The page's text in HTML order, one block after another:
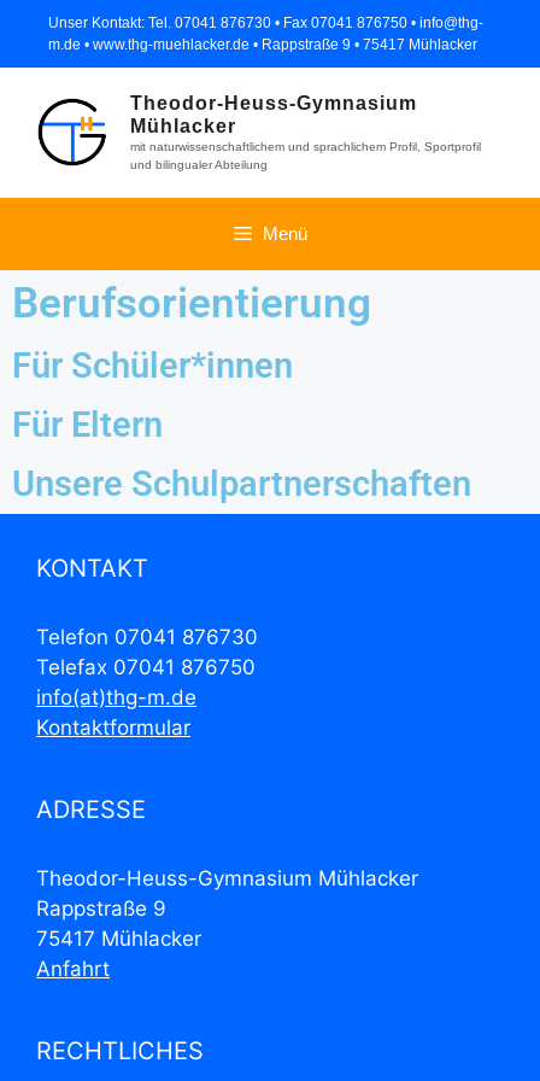
Unser Kontakt: Tel. 07041 876730 • Fax 07041 876750 • info@thg-
m.de • www.thg-muehlacker.de • Rappstraße 9 • 75417 Mühlacker
Theodor-Heuss-Gymnasium
Mühlacker
mit naturwissenschaftlichem und sprachlichem Profil, Sportprofil
und bilingualer Abteilung
Menü
Berufsorientierung
Für Schüler*innen
Für Eltern
Unsere Schulpartnerschaften
KONTAKT
Telefon 07041 876730
Telefax 07041 876750
info(at)thg-m.de
Kontaktformular
ADRESSE
Theodor-Heuss-Gymnasium Mühlacker
Rappstraße 9
75417 Mühlacker
Anfahrt
RECHTLICHES